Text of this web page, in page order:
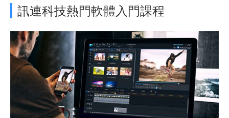
訊連科技熱門軟體入門課程